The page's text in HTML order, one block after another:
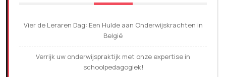
Vier de Leraren Dag: Een Hulde aan Onderwijskrachten in
België
Verrijk uw onderwijspraktijk met onze expertise in
schoolpedagogiek!